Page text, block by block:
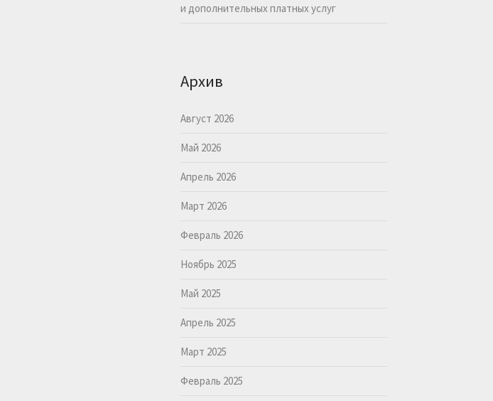
и дополнительных платных услуг
Архив
Август 2026
Май 2026
Апрель 2026
Март 2026
Февраль 2026
Ноябрь 2025
Май 2025
Апрель 2025
Март 2025
Февраль 2025